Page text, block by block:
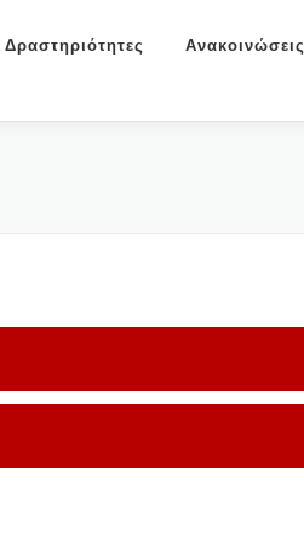
Δραστηριότητες Ανακοινώσεις